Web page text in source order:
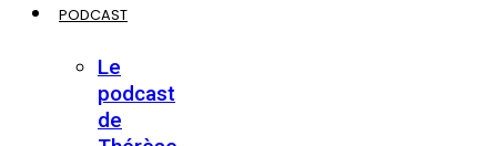
PODCAST
Le
podcast
de